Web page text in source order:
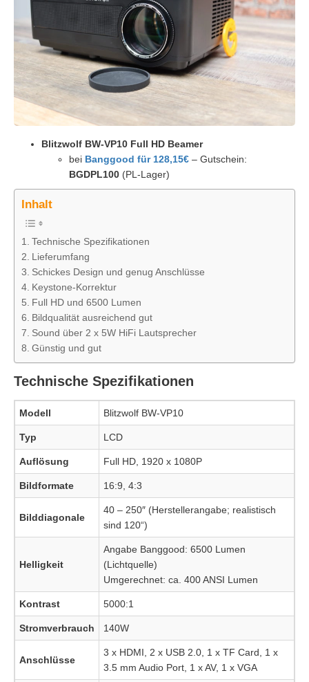
Blitzwolf BW-VP10 Full HD Beamer
bei Banggood für 128,15€ – Gutschein:
BGDPL100 (PL-Lager)
Inhalt
Technische Spezifikationen
Lieferumfang
Schickes Design und genug Anschlüsse
Keystone-Korrektur
Full HD und 6500 Lumen
Bildqualität ausreichend gut
Sound über 2 x 5W HiFi Lautsprecher
Günstig und gut
Technische Spezifikationen
Modell Blitzwolf BW-VP10
Typ LCD
Auflösung Full HD, 1920 x 1080P
Bildformate 16:9, 4:3
Bilddiagonale
40 – 250″ (Herstellerangabe; realistisch
sind 120“)
Helligkeit
Angabe Banggood: 6500 Lumen
(Lichtquelle)
Umgerechnet: ca. 400 ANSI Lumen
Kontrast 5000:1
Stromverbrauch 140W
Anschlüsse
3 x HDMI, 2 x USB 2.0, 1 x TF Card, 1 x
3.5 mm Audio Port, 1 x AV, 1 x VGA